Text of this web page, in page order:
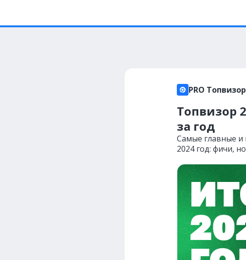
PRO Топвизор
Топвизор
за год
Самые главные и
2024 год: фичи,